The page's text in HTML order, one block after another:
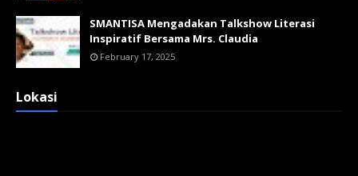
SMANTISA Mengadakan Talkshow Literasi
Inspiratif Bersama Mrs. Claudia
February 17, 2025
Lokasi